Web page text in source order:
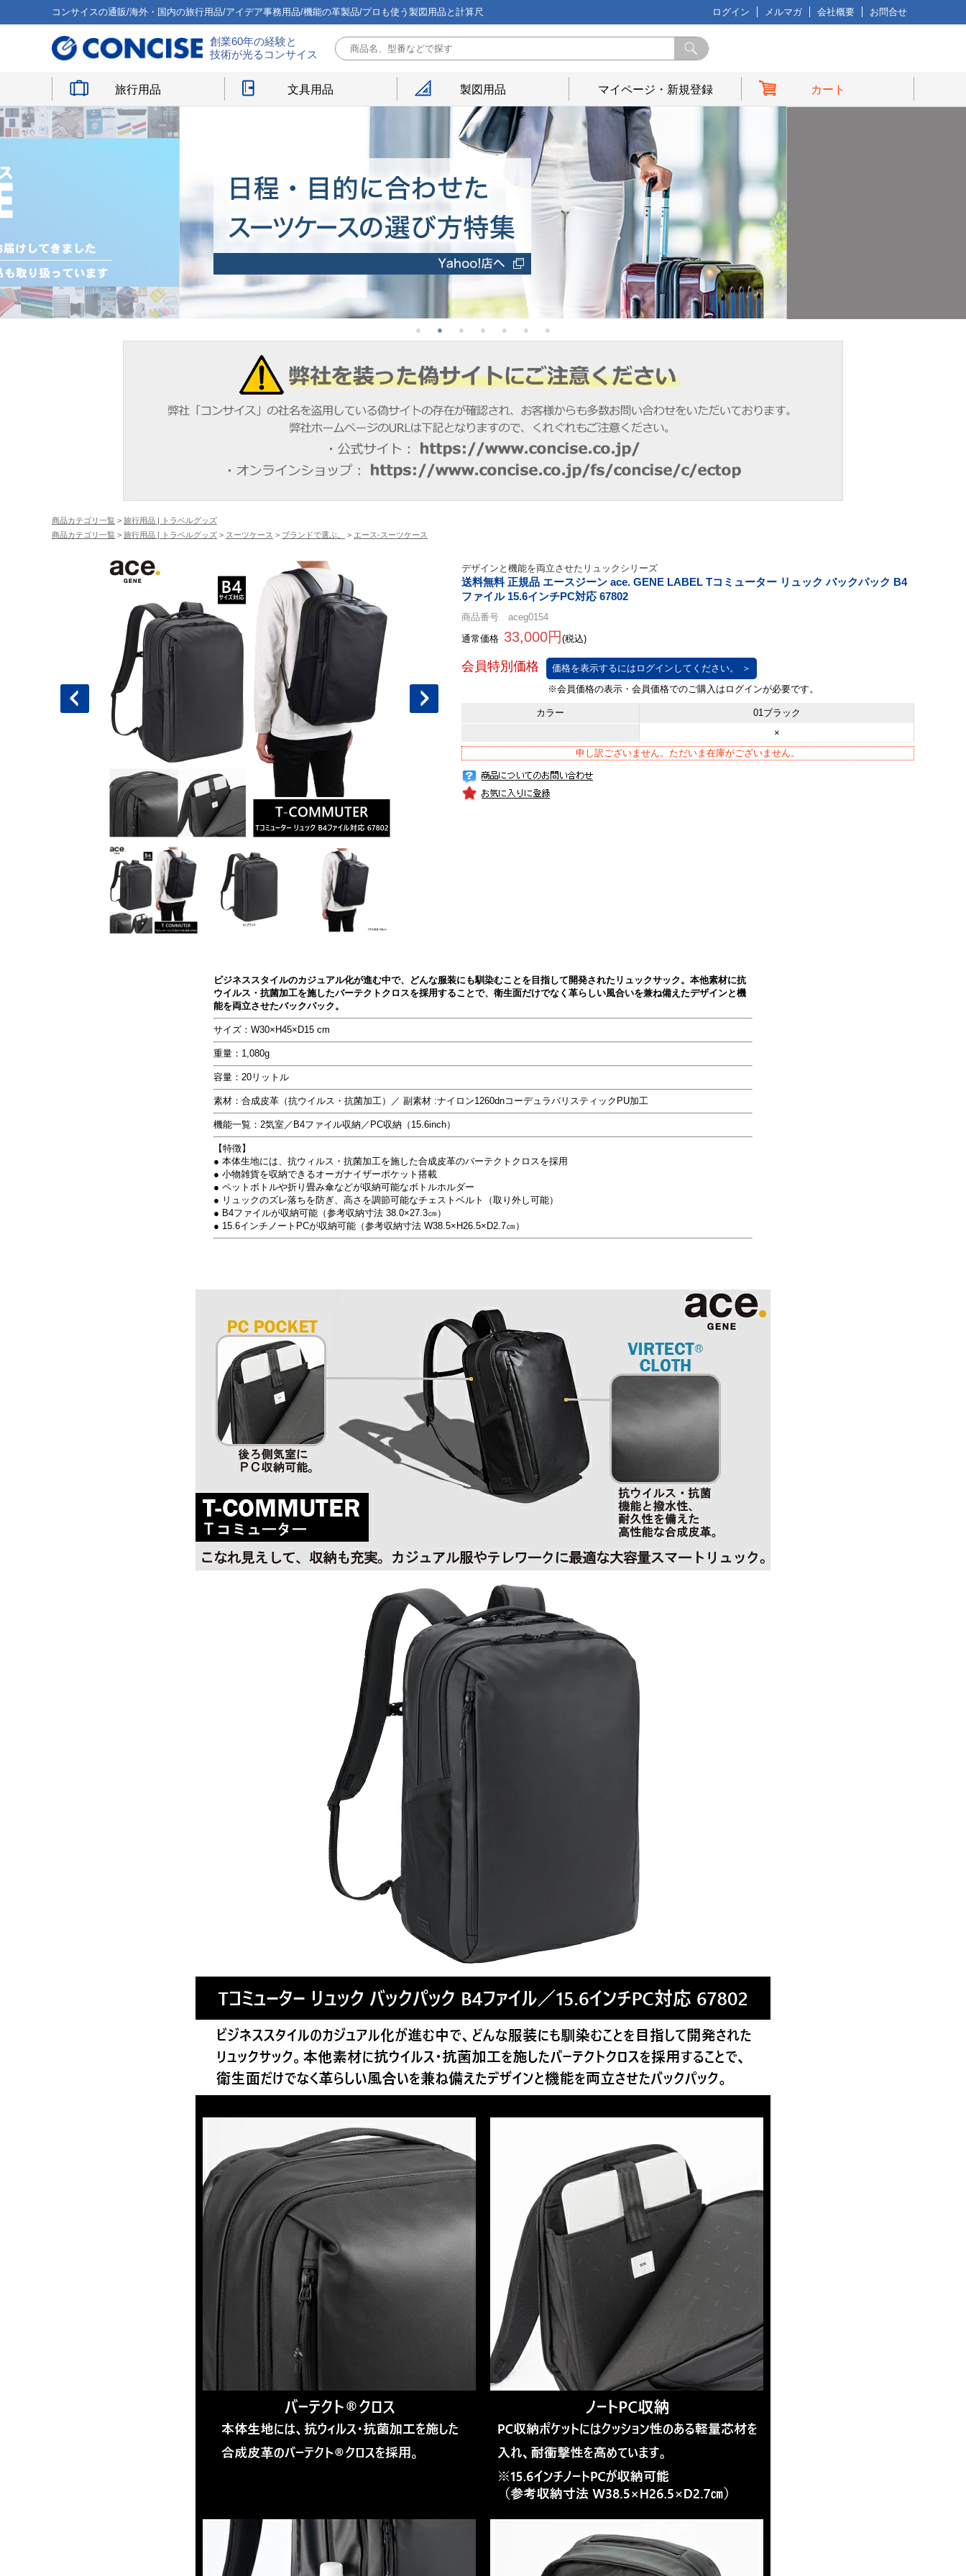
コンサイスの通販/海外・国内の旅行用品/アイデア事務用品/機能の革製品/プロも使う製図用品と計算尺 ログイン メルマガ 会社概要 お問合せ
創業60年の経験と
技術が光るコンサイス
旅行用品 文具用品 製図用品 マイページ・新規登録 カート
商品カテゴリ一覧 > 旅行用品 | トラベルグッズ
商品カテゴリ一覧 > 旅行用品 | トラベルグッズ > スーツケース > ブランドで選ぶ。 > エース-スーツケース
デザインと機能を両立させたリュックシリーズ
送料無料 正規品 エースジーン ace. GENE LABEL Tコミューター リュック バックパック B4
ファイル 15.6インチPC対応 67802
商品番号 aceg0154
通常価格 33,000円 (税込)
価格を表示するにはログインしてください。 ＞
カラー
01ブラック
×
申し訳ございません。ただいま在庫がございません。
ビジネススタイルのカジュアル化が進む中で、どんな服装にも馴染むことを目指して開発されたリュックサック。本他素材に抗
ウイルス・抗菌加工を施したバーテクトクロスを採用することで、衛生面だけでなく革らしい風合いを兼ね備えたデザインと機
能を両立させたバックパック。
サイズ：W30×H45×D15 cm
重量：1,080g
容量：20リットル
素材：合成皮革（抗ウイルス・抗菌加工）／ 副素材 :ナイロン1260dnコーデュラバリスティックPU加工
機能一覧：2気室／B4ファイル収納／PC収納（15.6inch）
【特徴】
● 本体生地には、抗ウィルス・抗菌加工を施した合成皮革のバーテクトクロスを採用
● 小物雑貨を収納できるオーガナイザーポケット搭載
● ペットボトルや折り畳み傘などが収納可能なボトルホルダー
● リュックのズレ落ちを防ぎ、高さを調節可能なチェストベルト（取り外し可能）
● B4ファイルが収納可能（参考収納寸法 38.0×27.3㎝）
● 15.6インチノートPCが収納可能（参考収納寸法 W38.5×H26.5×D2.7㎝）